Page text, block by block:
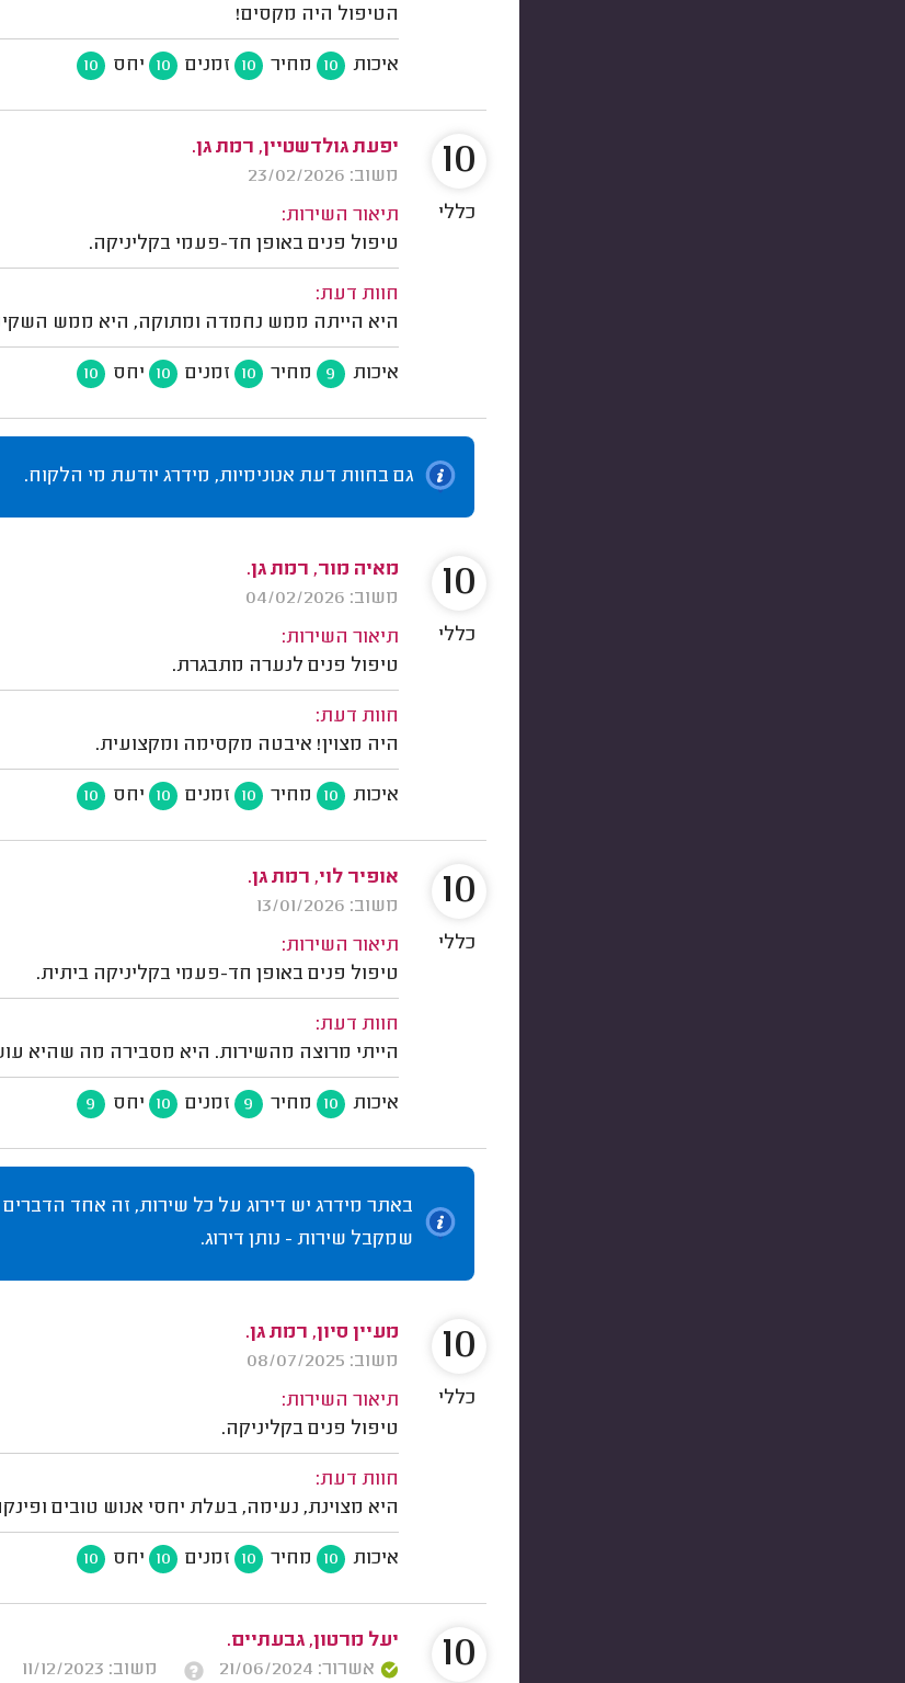
הטיפול היה מקסים!
איכות 10 מחיר 10 זמנים 10 יחס 10
יפעת גולדשטיין, רמת גן.
משוב: 23/02/2026
תיאור השירות:
טיפול פנים באופן חד-פעמי בקליניקה.
חוות דעת:
היא הייתה ממש נחמדה ומתוקה, היא ממש
איכות 9 מחיר 10 זמנים 10 יחס 10
10
כללי
גם בחוות דעת אנונימיות, מידרג יודעת מי הלקוח.
מאיה מור, רמת גן.
משוב: 04/02/2026
תיאור השירות:
טיפול פנים לנערה מתבגרת.
חוות דעת:
היה מצוין! איבטה מקסימה ומקצועית.
איכות 10 מחיר 10 זמנים 10 יחס 10
10
כללי
אופיר לוי, רמת גן.
משוב: 13/01/2026
תיאור השירות:
טיפול פנים באופן חד-פעמי בקליניקה ביתית.
חוות דעת:
הייתי מרוצה מהשירות. היא מסבירה מה שהיא
איכות 10 מחיר 9 זמנים 10 יחס 9
10
כללי
באתר מידרג יש דירוג על כל שירות, זה אחד
שמקבל שירות - נותן דירוג.
מעיין סיון, רמת גן.
משוב: 08/07/2025
תיאור השירות:
טיפול פנים בקליניקה.
חוות דעת:
היא מצוינת, נעימה, בעלת יחסי אנוש טובים
איכות 10 מחיר 10 זמנים 10 יחס 10
10
כללי
יעל מרטון, גבעתיים.
אשרור: 21/06/2024
משוב: 11/12/2023 10